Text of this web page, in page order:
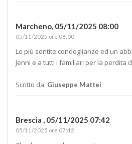
Marcheno, 05/11/2025 08:00
05/11/2025 ore 08:00
Le più sentite condoglianze ed un
Jenni e a tutti i familiari per la perdita
Scritto da: Giuseppe Mattei
Brescia , 05/11/2025 07:42
05/11/2025 ore 07:42